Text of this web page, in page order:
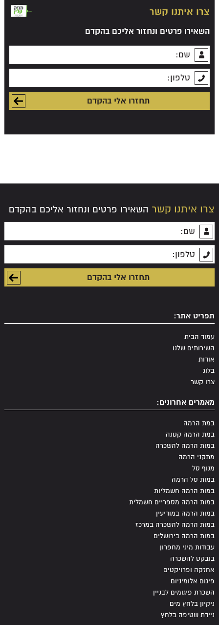
צרו איתנו קשר
השאירו פרטים ונחזור אליכם בהקדם
צרו איתנו קשר השאירו פרטים ונחזור אליכם בהקדם
תפריט אתר:
עמוד הבית
השירותים שלנו
אודות
בלוג
צרו קשר
מאמרים אחרונים:
במת הרמה
במת הרמה קטנה
במות הרמה להשכרה
מתקני הרמה
מנוף סל
במות סל הרמה
במות הרמה חשמליות
במות הרמה מספריים חשמלית
במות הרמה במודיעין
במות הרמה להשכרה במרכז
במות הרמה בירושלים
עבודות מיני מחפרון
בובקט להשכרה
אחזקה ופרויקטים
פיגום אלומיניום
השכרת פיגומים לבניין
ניקיון בלחץ מים
ניידת שטיפה בלחץ